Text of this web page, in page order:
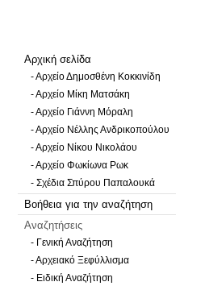
Αρχική σελίδα
- Αρχείο Δημοσθένη Κοκκινίδη
- Αρχείο Μίκη Ματσάκη
- Αρχείο Γιάννη Μόραλη
- Αρχείο Νέλλης Ανδρικοπούλου
- Αρχείο Νίκου Νικολάου
- Αρχείο Φωκίωνα Ρωκ
- Σχέδια Σπύρου Παπαλουκά
Βοήθεια για την αναζήτηση
Αναζητήσεις
- Γενική Αναζήτηση
- Αρχειακό Ξεφύλλισμα
- Ειδική Αναζήτηση